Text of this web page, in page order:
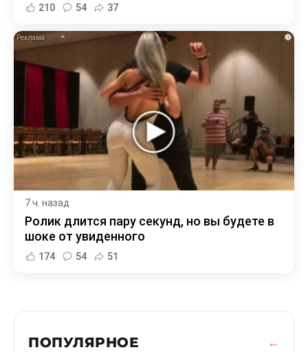
210 54 37
i
7 ч. назад
Ролик длится пару секунд, но вы будете в
шоке от увиденного
174 54 51
ПОПУЛЯРНОЕ